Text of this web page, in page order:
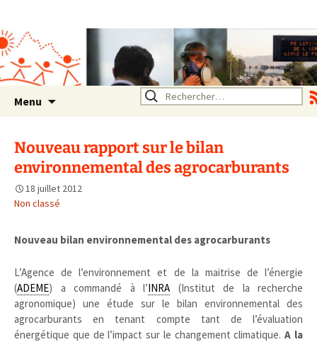
Rhône Alpes
Un environnement sain pour
la santé de tous
Menu Rechercher :
Nouveau rapport sur le bilan
environnemental des agrocarburants
18 juillet 2012
Non classé
Nouveau bilan environnemental des agrocarburants
L’Agence de l’environnement et de la maitrise de l’énergie
(ADEME) a commandé à l’INRA (Institut de la recherche
agronomique) une étude sur le bilan environnemental des
agrocarburants en tenant compte tant de l’évaluation
énergétique que de l’impact sur le changement climatique.A la